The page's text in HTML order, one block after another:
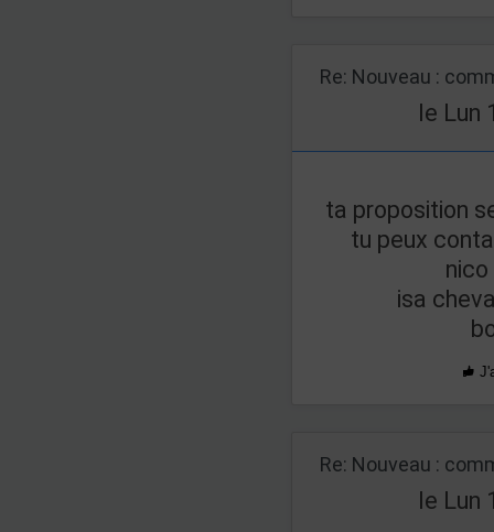
Re: Nouveau :
le Lun
ta proposition
tu peux
isa
Re: Nouveau :
le Lun